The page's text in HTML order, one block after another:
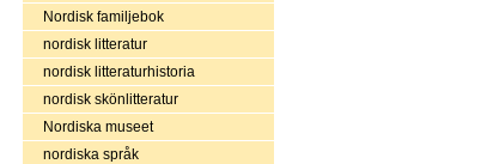
Nordisk familjebok
nordisk litteratur
nordisk litteraturhistoria
nordisk skönlitteratur
Nordiska museet
nordiska språk